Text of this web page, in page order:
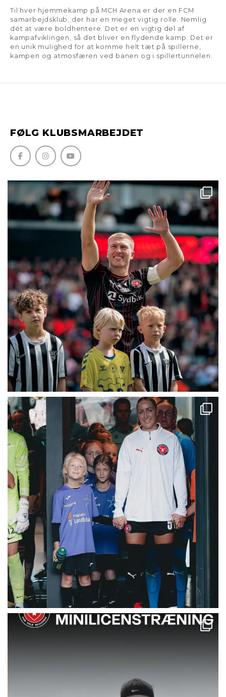
Til hver hjemmekamp på MCH Arena er der en FCM
samarbejdsklub, der har en meget vigtig rolle. Nemlig
dét at være boldhentere. Det er en vigtig del af
kampafviklingen, så det bliver en flydende kamp. Det er
en unik mulighed for at komme helt tæt på spillerne,
kampen og atmosfæren ved banen og i spillertunnelen.
FØLG KLUBSMARBEJDET